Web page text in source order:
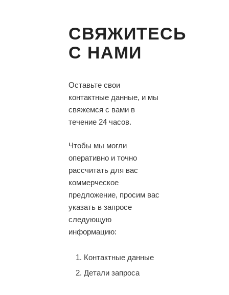
СВЯЖИТЕСЬ
С НАМИ
Оставьте свои
контактные данные, и мы
свяжемся с вами в
течение 24 часов.
Чтобы мы могли
оперативно и точно
рассчитать для вас
коммерческое
предложение, просим вас
указать в запросе
следующую
информацию:
Контактные данные
Детали запроса